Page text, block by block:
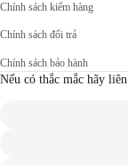
Chính sách kiểm hàng
Chính sách đổi trả
Chính sách bảo hành
Nếu có thắc mắc hãy